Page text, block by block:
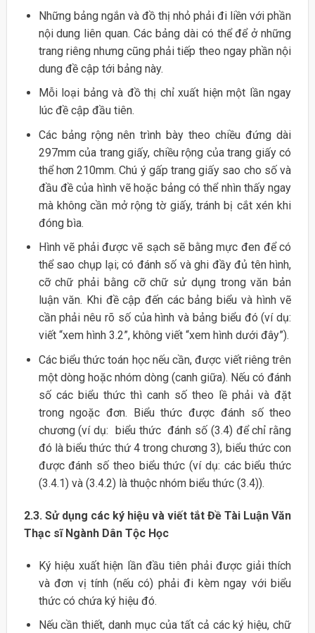
Những bảng ngắn và đồ thị nhỏ phải đi liền với phần
nội dung liên quan. Các bảng dài có thể để ở những
trang riêng nhưng cũng phải tiếp theo ngay phần nội
dung đề cập tới bảng này.
Mỗi loại bảng và đồ thị chỉ xuất hiện một lần ngay
lúc đề cập đầu tiên.
Các bảng rộng nên trình bày theo chiều đứng dài
297mm của trang giấy, chiều rộng của trang giấy có
thể hơn 210mm. Chú ý gấp trang giấy sao cho số và
đầu đề của hình vẽ hoặc bảng có thể nhìn thấy ngay
mà không cần mở rộng tờ giấy, tránh bị cắt xén khi
đóng bìa.
Hình vẽ phải được vẽ sạch sẽ bằng mực đen để có
thể sao chụp lại; có đánh số và ghi đầy đủ tên hình,
cỡ chữ phải bằng cỡ chữ sử dụng trong văn bản
luận văn. Khi đề cập đến các bảng biểu và hình vẽ
cần phải nêu rõ số của hình và bảng biểu đó (ví dụ:
viết “xem hình 3.2”, không viết “xem hình dưới đây”).
Các biểu thức toán học nếu cần, được viết riêng trên
một dòng hoặc nhóm dòng (canh giữa). Nếu có đánh
số các biểu thức thì canh số theo lề phải và đặt
trong ngoặc đơn. Biểu thức được đánh số theo
chương (ví dụ: biểu thức đánh số (3.4) để chỉ rằng
đó là biểu thức thứ 4 trong chương 3), biểu thức con
được đánh số theo biểu thức (ví dụ: các biểu thức
(3.4.1) và (3.4.2) là thuộc nhóm biểu thức (3.4)).
2.3. Sử dụng các ký hiệu và viết tắt Đề Tài Luận Văn
Thạc sĩ Ngành Dân Tộc Học
Ký hiệu xuất hiện lần đầu tiên phải được giải thích
và đơn vị tính (nếu có) phải đi kèm ngay với biểu
thức có chứa ký hiệu đó.
Nếu cần thiết, danh mục của tất cả các ký hiệu, chữ